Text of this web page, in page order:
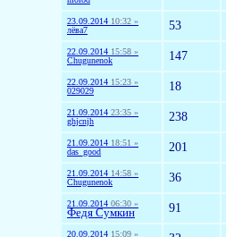
23.09.2014 10:32 »
лёва7
53
22.09.2014 15:58 »
Chugunenok
147
22.09.2014 15:23 »
029029
18
21.09.2014 23:35 »
ghjcnjh
238
21.09.2014 18:51 »
das_good
201
21.09.2014 14:58 »
Chugunenok
36
21.09.2014 06:30 »
Федя Сумкин 91
20.09.2014 15:09 »